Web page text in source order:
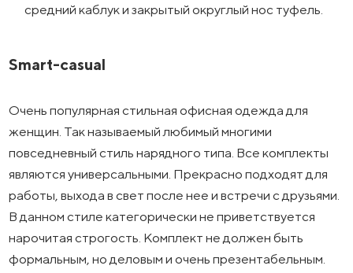
средний каблук и закрытый округлый нос туфель.
Smart-casual
Очень популярная стильная офисная одежда для
женщин. Так называемый любимый многими
повседневный стиль нарядного типа. Все комплекты
являются универсальными. Прекрасно подходят для
работы, выхода в свет после нее и встречи с друзьями.
В данном стиле категорически не приветствуется
нарочитая строгость. Комплект не должен быть
формальным, но деловым и очень презентабельным.